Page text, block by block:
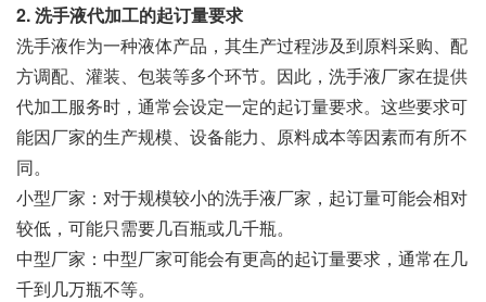
2. 洗手液代加工的起订量要求
洗手液作为一种液体产品，其生产过程涉及到原料采购、配
方调配、灌装、包装等多个环节。因此，洗手液厂家在提供
代加工服务时，通常会设定一定的起订量要求。这些要求可
能因厂家的生产规模、设备能力、原料成本等因素而有所不
同。
小型厂家：对于规模较小的洗手液厂家，起订量可能会相对
较低，可能只需要几百瓶或几千瓶。
中型厂家：中型厂家可能会有更高的起订量要求，通常在几
千到几万瓶不等。